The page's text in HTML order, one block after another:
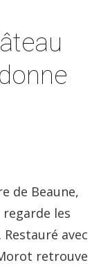
de Beaune,
les
avec
retrouve